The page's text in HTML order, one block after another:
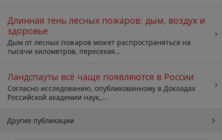
Длинная тень лесных пожаров: дым, воздух и
здоровье
Дым от лесных пожаров может распространяться на
тысячи километров, пересекая...
Ландспауты всё чаще появляются в России
Согласно исследованию, опубликованному в Докладах
Российской академии наук,...
Другие публикации